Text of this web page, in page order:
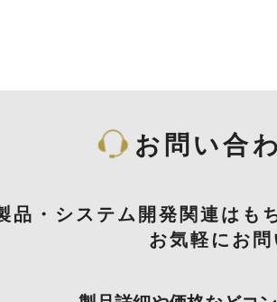
お問い合
品・システム開発関連はも
お気軽にお問